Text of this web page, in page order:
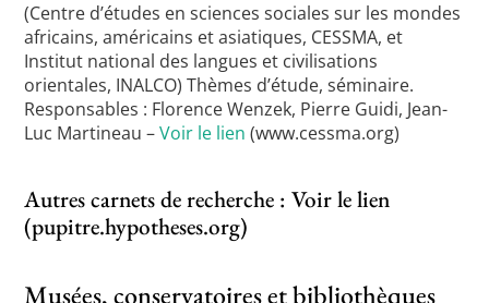
(Centre d’études en sciences sociales sur les mondes
africains, américains et asiatiques, CESSMA, et
Institut national des langues et civilisations
orientales, INALCO) Thèmes d’étude, séminaire.
Responsables : Florence Wenzek, Pierre Guidi, Jean-
Luc Martineau –Voir le lien (www.cessma.org)
Autres carnets de recherche :Voir le lien
(pupitre.hypotheses.org)
Musées, conservatoires et bibliothèques